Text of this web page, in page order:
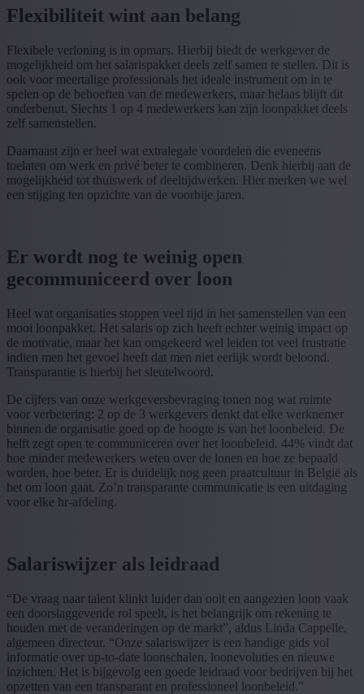
Flexibiliteit wint aan belang
Flexibele verloning is in opmars. Hierbij biedt de werkgever de
mogelijkheid om het salarispakket deels zelf samen te stellen. Dit is
ook voor meertalige professionals het ideale instrument om in te
spelen op de behoeften van de medewerkers, maar helaas blijft dit
onderbenut. Slechts 1 op 4 medewerkers kan zijn loonpakket deels
zelf samenstellen.
Daarnaast zijn er heel wat extralegale voordelen die eveneens
toelaten om werk en privé beter te combineren. Denk hierbij aan de
mogelijkheid tot thuiswerk of deeltijdwerken. Hier merken we wel
een stijging ten opzichte van de voorbije jaren.
Er wordt nog te weinig open
gecommuniceerd over loon
Heel wat organisaties stoppen veel tijd in het samenstellen van een
mooi loonpakket. Het salaris op zich heeft echter weinig impact op
de motivatie, maar het kan omgekeerd wel leiden tot veel frustratie
indien men het gevoel heeft dat men niet eerlijk wordt beloond.
Transparantie is hierbij het sleutelwoord.
De cijfers van onze werkgeversbevraging tonen nog wat ruimte
voor verbetering: 2 op de 3 werkgevers denkt dat elke werknemer
binnen de organisatie goed op de hoogte is van het loonbeleid. De
helft zegt open te communiceren over het loonbeleid. 44% vindt dat
hoe minder medewerkers weten over de lonen en hoe ze bepaald
worden, hoe beter. Er is duidelijk nog geen praatcultuur in België als
het om loon gaat. Zo’n transparante communicatie is een uitdaging
voor elke hr-afdeling.
Salariswijzer als leidraad
“De vraag naar talent klinkt luider dan ooit en aangezien loon vaak
een doorslaggevende rol speelt, is het belangrijk om rekening te
houden met de veranderingen op de markt”, aldus Linda Cappelle,
algemeen directeur. “Onze salariswijzer is een handige gids vol
informatie over up-to-date loonschalen, loonevoluties en nieuwe
inzichten. Het is bijgevolg een goede leidraad voor bedrijven bij het
opzetten van een transparant en professioneel loonbeleid.”